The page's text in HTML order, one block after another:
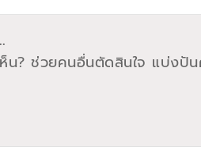
น? ช่วยคนอื่นตัดสินใจ แบ่ง